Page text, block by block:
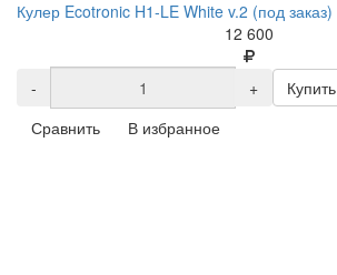
Кулер Ecotronic H1-LE White v.2 (под заказ)
12 600
- +
Купить
Сравнить
В избранное